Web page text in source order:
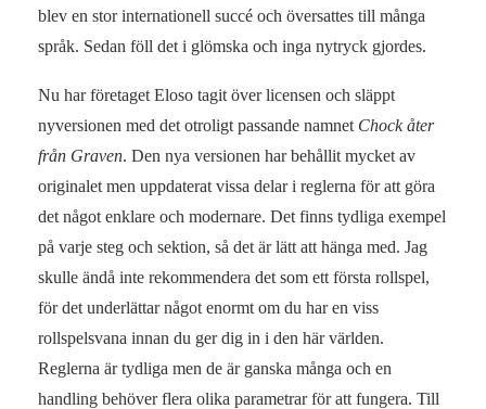
blev en stor internationell succé och översattes till många
språk. Sedan föll det i glömska och inga nytryck gjordes.
Nu har företaget Eloso tagit över licensen och släppt
nyversionen med det otroligt passande namnet Chock åter
från Graven. Den nya versionen har behållit mycket av
originalet men uppdaterat vissa delar i reglerna för att göra
det något enklare och modernare. Det finns tydliga exempel
på varje steg och sektion, så det är lätt att hänga med. Jag
skulle ändå inte rekommendera det som ett första rollspel,
för det underlättar något enormt om du har en viss
rollspelsvana innan du ger dig in i den här världen.
Reglerna är tydliga men de är ganska många och en
handling behöver flera olika parametrar för att fungera. Till